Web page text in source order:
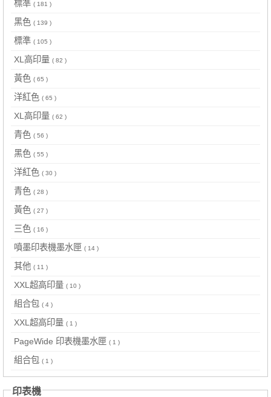
標準 ( 181 )
黑色 ( 139 )
標準 ( 105 )
XL高印量 ( 82 )
黃色 ( 65 )
洋紅色 ( 65 )
XL高印量 ( 62 )
青色 ( 56 )
黑色 ( 55 )
洋紅色 ( 30 )
青色 ( 28 )
黃色 ( 27 )
三色 ( 16 )
噴墨印表機墨水匣 ( 14 )
其他 ( 11 )
XXL超高印量 ( 10 )
組合包 ( 4 )
XXL超高印量 ( 1 )
PageWide 印表機墨水匣 ( 1 )
組合包 ( 1 )
印表機